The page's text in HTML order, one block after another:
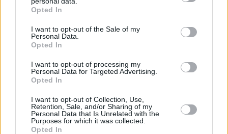
grant or deny consent to Google and its third-party tags to
use your data for below specified purposes in below Google
consent section.
Opted In
I want to opt-out of the Sale of my
Personal Data.
Opted In
I want to opt-out of processing my
Personal Data for Targeted Advertising.
Opted In
I want to opt-out of Collection, Use,
Retention, Sale, and/or Sharing of my
Personal Data that Is Unrelated with the
Purposes for which it was collected.
Opted In